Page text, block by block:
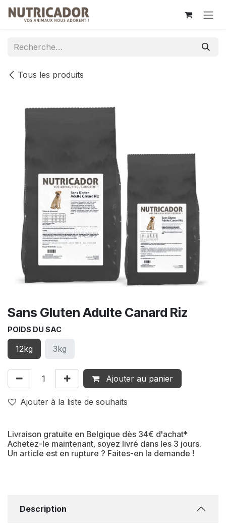
Se rendre au contenu
Tous les produits
Sans Gluten Adulte Canard Riz
POIDS DU SAC
12kg 3kg
Ajouter au panier
Ajouter à la liste de souhaits
Livraison gratuite en Belgique dès 34€ d'achat*
Achetez-le maintenant, soyez livré dans les 3 jours.
Un article est en rupture ? Faites-en la demande !
Description